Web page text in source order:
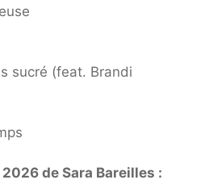
sucré (feat. Brandi
de Sara Bareilles :